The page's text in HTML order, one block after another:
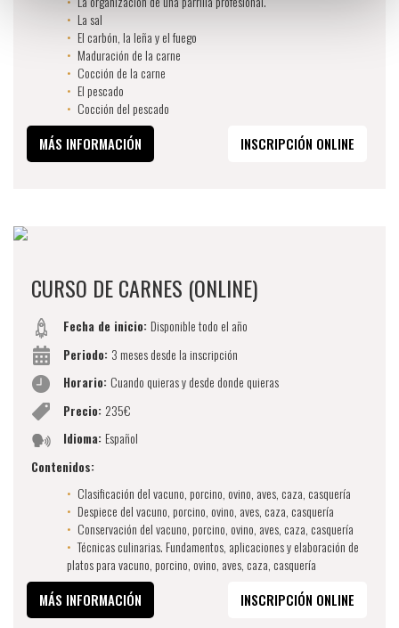
La sal
El carbón, la leña y el fuego
Maduración de la carne
Cocción de la carne
El pescado
Cocción del pescado
MÁS INFORMACIÓN INSCRIPCIÓN ONLINE
CURSO DE CARNES (ONLINE)
Fecha de inicio: Disponible todo el año
Periodo: 3 meses desde la inscripción
Horario: Cuando quieras y desde donde quieras
Precio: 235€
Idioma: Español
Contenidos:
Clasificación del vacuno, porcino, ovino, aves, caza, casquería
Despiece del vacuno, porcino, ovino, aves, caza, casquería
Conservación del vacuno, porcino, ovino, aves, caza, casquería
Técnicas culinarias. Fundamentos, aplicaciones y elaboración de
platos para vacuno, porcino, ovino, aves, caza, casquería
MÁS INFORMACIÓN INSCRIPCIÓN ONLINE